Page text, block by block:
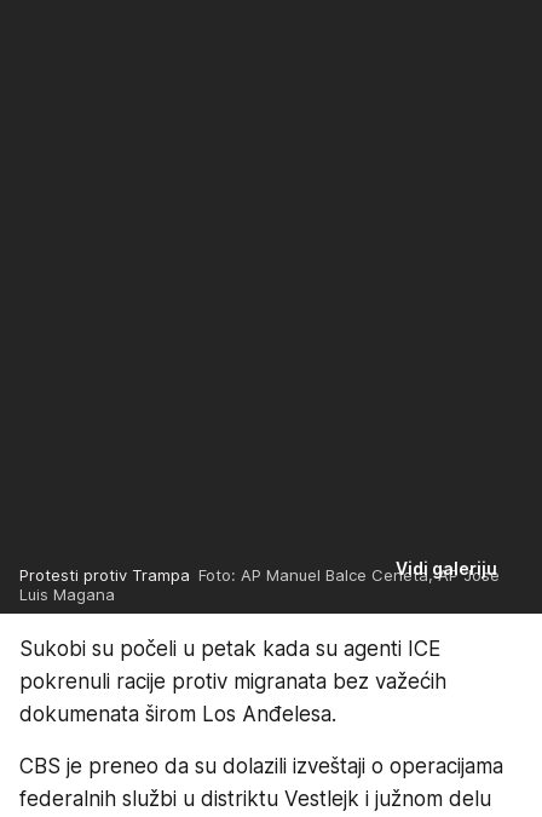
Vidi galeriju
Protesti protiv Trampa Foto: AP Manuel Balce Ceneta, AP Jose
Luis Magana
Sukobi su počeli u petak kada su agenti ICE
pokrenuli racije protiv migranata bez važećih
dokumenata širom Los Anđelesa.
CBS je preneo da su dolazili izveštaji o operacijama
federalnih službi u distriktu Vestlejk i južnom delu